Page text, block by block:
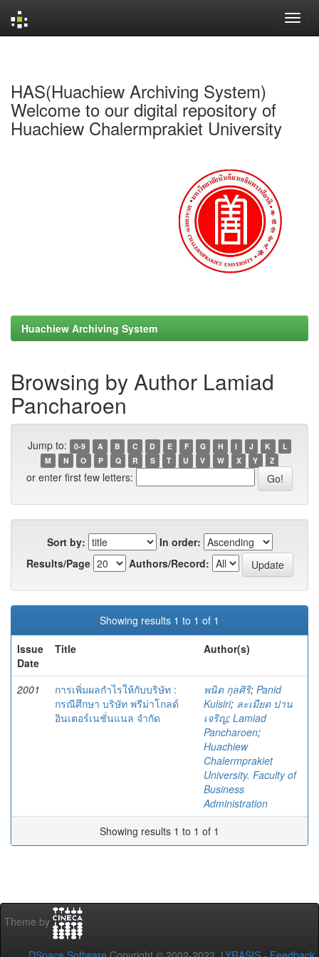
HAS(Huachiew Archiving System)
Welcome to our digital repository of
Huachiew Chalermprakiet University
Huachiew Archiving System
Browsing by Author Lamiad
Pancharoen
Jump to: 0-9 A B C D E F G H I J K
L
M
N O P Q R S T U V W X Y Z
or enter first few letters:
Sort by:
In order:
Results/Page
Authors/Record:
Showing results 1 to 1 of 1
Issue
Date
Title Author(s)
2001
การเพิ่มผลกำไรให้กับบริษัท :
กรณีศึกษา บริษัท พรีม่าโกลด์
อินเตอร์เนชั่นแนล จำกัด
พนิต กุลศิริ; Panid
Kulsiri; ละเมียด ปาน
เจริญ; Lamiad
Pancharoen;
Huachiew
Chalermprakiet
University. Faculty of
Business
Administration
Showing results 1 to 1 of 1
Theme by